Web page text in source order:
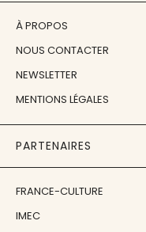
À PROPOS
NOUS CONTACTER
NEWSLETTER
MENTIONS LÉGALES
PARTENAIRES
FRANCE-CULTURE
IMEC